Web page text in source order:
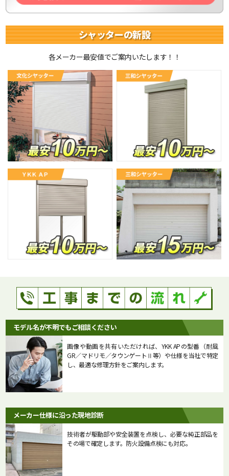
シャッターの新設
各メーカー最安値でご案内いたします！！
モデル名が不明でもご相談ください
画像や動画を共有いただければ、YKK APの型番（耐風
GR／マドリモ／タウンゲートⅡ等）や仕様を当社で特定
し、最適な修理方針をご案内します。
メーカー仕様に沿った現地診断
技術者が駆動部や安全装置を点検し、必要な純正部品を
その場で確定します。防火設備点検にも対応。